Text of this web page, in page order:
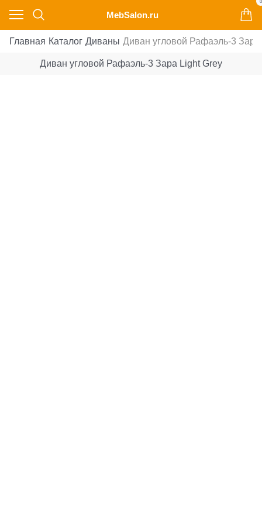
MebSalon.ru
0
Главная Каталог Диваны Диван угловой Рафаэль-3 Зара
Диван угловой Рафаэль-3 Зара Light Grey